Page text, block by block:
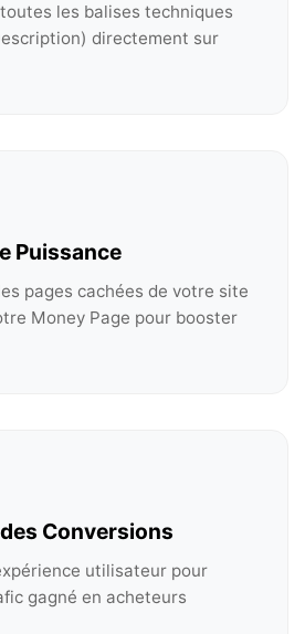
les balises techniques
directement sur
Puissance
pages cachées de votre site
Money Page pour booster
Conversions
utilisateur pour
gagné en acheteurs